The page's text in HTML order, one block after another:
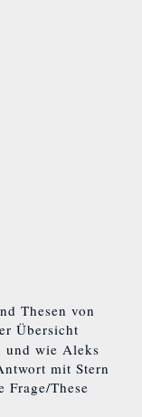
Thesen von
Übersicht
und wie Aleks
mit Stern
Frage/These